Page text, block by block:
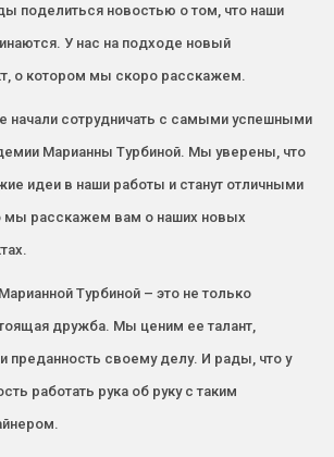
поделиться новостью о том, что наши
У нас на подходе новый
о котором мы скоро расскажем.
начали сотрудничать с самыми успешными
Марианны Турбиной. Мы уверены, что
идеи в наши работы и станут отличными
мы расскажем вам о наших новых
Турбиной – это не только
дружба. Мы ценим ее талант,
преданность своему делу. И рады, что у
работать рука об руку с таким